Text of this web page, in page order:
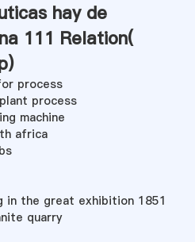
hay de
111 Relation(
)
process
process
machine
africa
in the great exhibition 1851
quarry